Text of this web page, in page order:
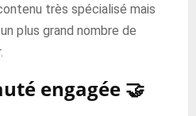
très spécialisé mais
plus grand nombre de
engagée 🤝